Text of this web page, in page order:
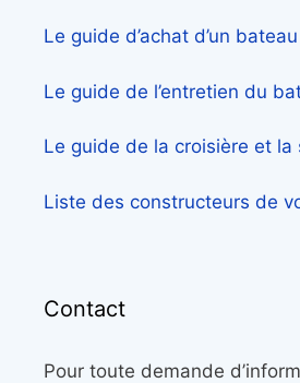
Le guide d’achat d’un bateau
Le guide de l’entretien du
Le guide de la croisière et la
Liste des constructeurs de
Contact
Pour toute demande